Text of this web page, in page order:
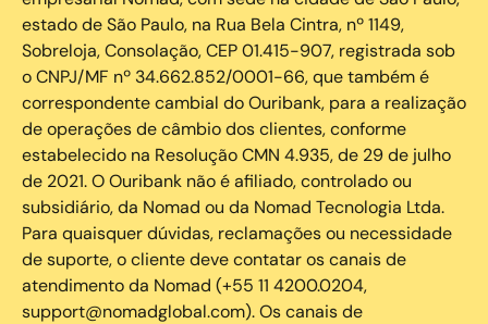
estado de São Paulo, na Rua Bela Cintra, nº 1149,
Sobreloja, Consolação, CEP 01.415-907, registrada sob
o CNPJ/MF nº 34.662.852/0001-66, que também é
correspondente cambial do Ouribank, para a realização
de operações de câmbio dos clientes, conforme
estabelecido na Resolução CMN 4.935, de 29 de julho
de 2021. O Ouribank não é afiliado, controlado ou
subsidiário, da Nomad ou da Nomad Tecnologia Ltda.
Para quaisquer dúvidas, reclamações ou necessidade
de suporte, o cliente deve contatar os canais de
atendimento da Nomad (+55 11 4200.0204,
support@nomadglobal.com). Os canais de